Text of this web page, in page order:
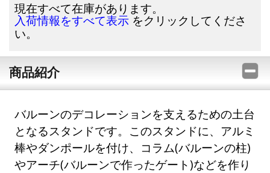
現在すべて在庫があります。
入荷情報をすべて表示 をクリックしてくださ
い。
商品紹介
バルーンのデコレーションを支えるための土台
となるスタンドです。このスタンドに、アルミ
棒やダンポールを付け、コラム(バルーンの柱)
やアーチ(バルーンで作ったゲート)などを作り